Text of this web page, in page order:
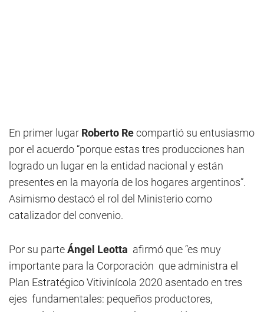
En primer lugar Roberto Recompartió su entusiasmo
por el acuerdo “porque estas tres producciones han
logrado un lugar en la entidad nacional y están
presentes en la mayoría de los hogares argentinos”.
Asimismo destacó el rol del Ministerio como
catalizador del convenio.
Por su parteÁngel Leotta afirmó que “es muy
importante para la Corporación que administra el
Plan Estratégico Vitivinícola 2020 asentado en tres
ejes fundamentales: pequeños productores,